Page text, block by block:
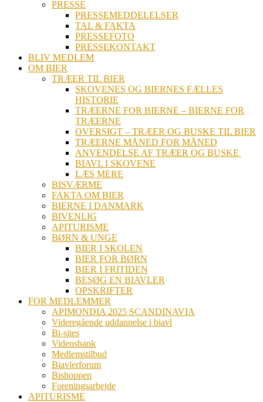
PRESSE
PRESSEMEDDELELSER
TAL & FAKTA
PRESSEFOTO
PRESSEKONTAKT
BLIV MEDLEM
OM BIER
TRÆER TIL BIER
SKOVENES OG BIERNES FÆLLES
HISTORIE
TRÆERNE FOR BIERNE – BIERNE FOR
TRÆERNE
OVERSIGT – TRÆER OG BUSKE TIL BIER
TRÆERNE MÅNED FOR MÅNED
ANVENDELSE AF TRÆER OG BUSKE
BIAVL I SKOVENE
LÆS MERE
BISVÆRME
FAKTA OM BIER
BIERNE I DANMARK
BIVENLIG
APITURISME
BØRN & UNGE
BIER I SKOLEN
BIER FOR BØRN
BIER I FRITIDEN
BESØG EN BIAVLER
OPSKRIFTER
FOR MEDLEMMER
APIMONDIA 2025 SCANDINAVIA
Videregående uddannelse i biavl
Bi-sites
Vidensbank
Medlemstilbud
Biavlerforum
Bishoppen
Foreningsarbejde
APITURISME